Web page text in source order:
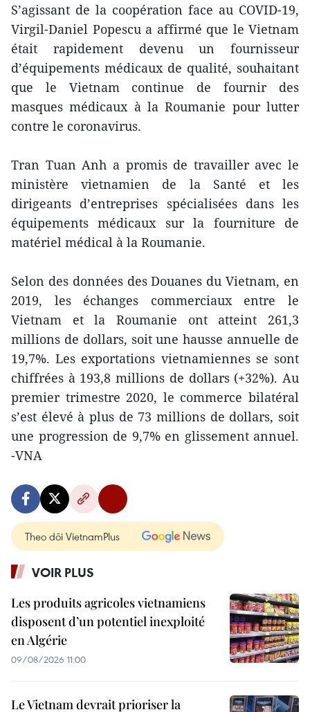
S’agissant de la coopération face au COVID-19,
Virgil-Daniel Popescu a affirmé que le Vietnam
était rapidement devenu un fournisseur
d’équipements médicaux de qualité, souhaitant
que le Vietnam continue de fournir des
masques médicaux à la Roumanie pour lutter
contre le coronavirus.
Tran Tuan Anh a promis de travailler avec le
ministère vietnamien de la Santé et les
dirigeants d’entreprises spécialisées dans les
équipements médicaux sur la fourniture de
matériel médical à la Roumanie.
Selon des données des Douanes du Vietnam, en
2019, les échanges commerciaux entre le
Vietnam et la Roumanie ont atteint 261,3
millions de dollars, soit une hausse annuelle de
19,7%. Les exportations vietnamiennes se sont
chiffrées à 193,8 millions de dollars (+32%). Au
premier trimestre 2020, le commerce bilatéral
s’est élevé à plus de 73 millions de dollars, soit
une progression de 9,7% en glissement annuel.
-VNA
Theo dõi VietnamPlus
VOIR PLUS
Les produits agricoles vietnamiens
disposent d’un potentiel inexploité
en Algérie
09/08/2026 11:00
Le Vietnam devrait prioriser la